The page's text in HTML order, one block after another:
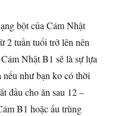
bột của Cám Nhật
2 tuần tuổi trở lên nên
Nhật B1 sẽ là sự lựa
nếu như bạn ko có thời
đầu cho ăn sau 12 –
B1 hoặc ấu trùng